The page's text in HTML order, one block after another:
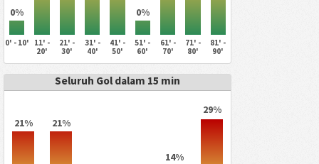
0% 0%
0' - 10'
11' -
20'
21' -
30'
31' -
40'
41' -
50'
51' -
60'
61' -
70'
71' -
80'
81' -
90'
Seluruh Gol dalam 15 min
21% 21%
14%
29%